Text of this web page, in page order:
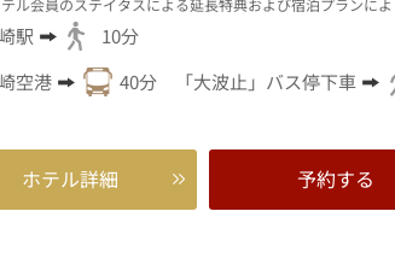
ル会員のステイタスによる延長特典および宿泊プランに
駅
10分
空港
40分 「大波止」バス停下車
ホテル詳細 予約する